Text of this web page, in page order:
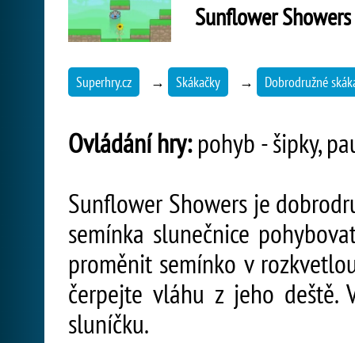
Sunflower Showers
Superhry.cz → Skákačky → Dobrodružné
Ovládání hry:pohyb - šipky,
Sunflower Showers je
semínka slunečnice
proměnit semínko v
čerpejte vláhu z jeho deště.
sluníčku.